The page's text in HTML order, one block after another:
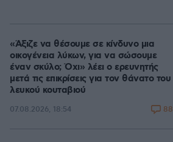
«Άξιζε να θέσουμε σε κίνδυνο μια
οικογένεια λύκων, για να σώσουμε
έναν σκύλο; Όχι» λέει ο ερευνητής
μετά τις επικρίσεις για τον θάνατο του
λευκού κουταβιού
07.08.2026, 18:54 88